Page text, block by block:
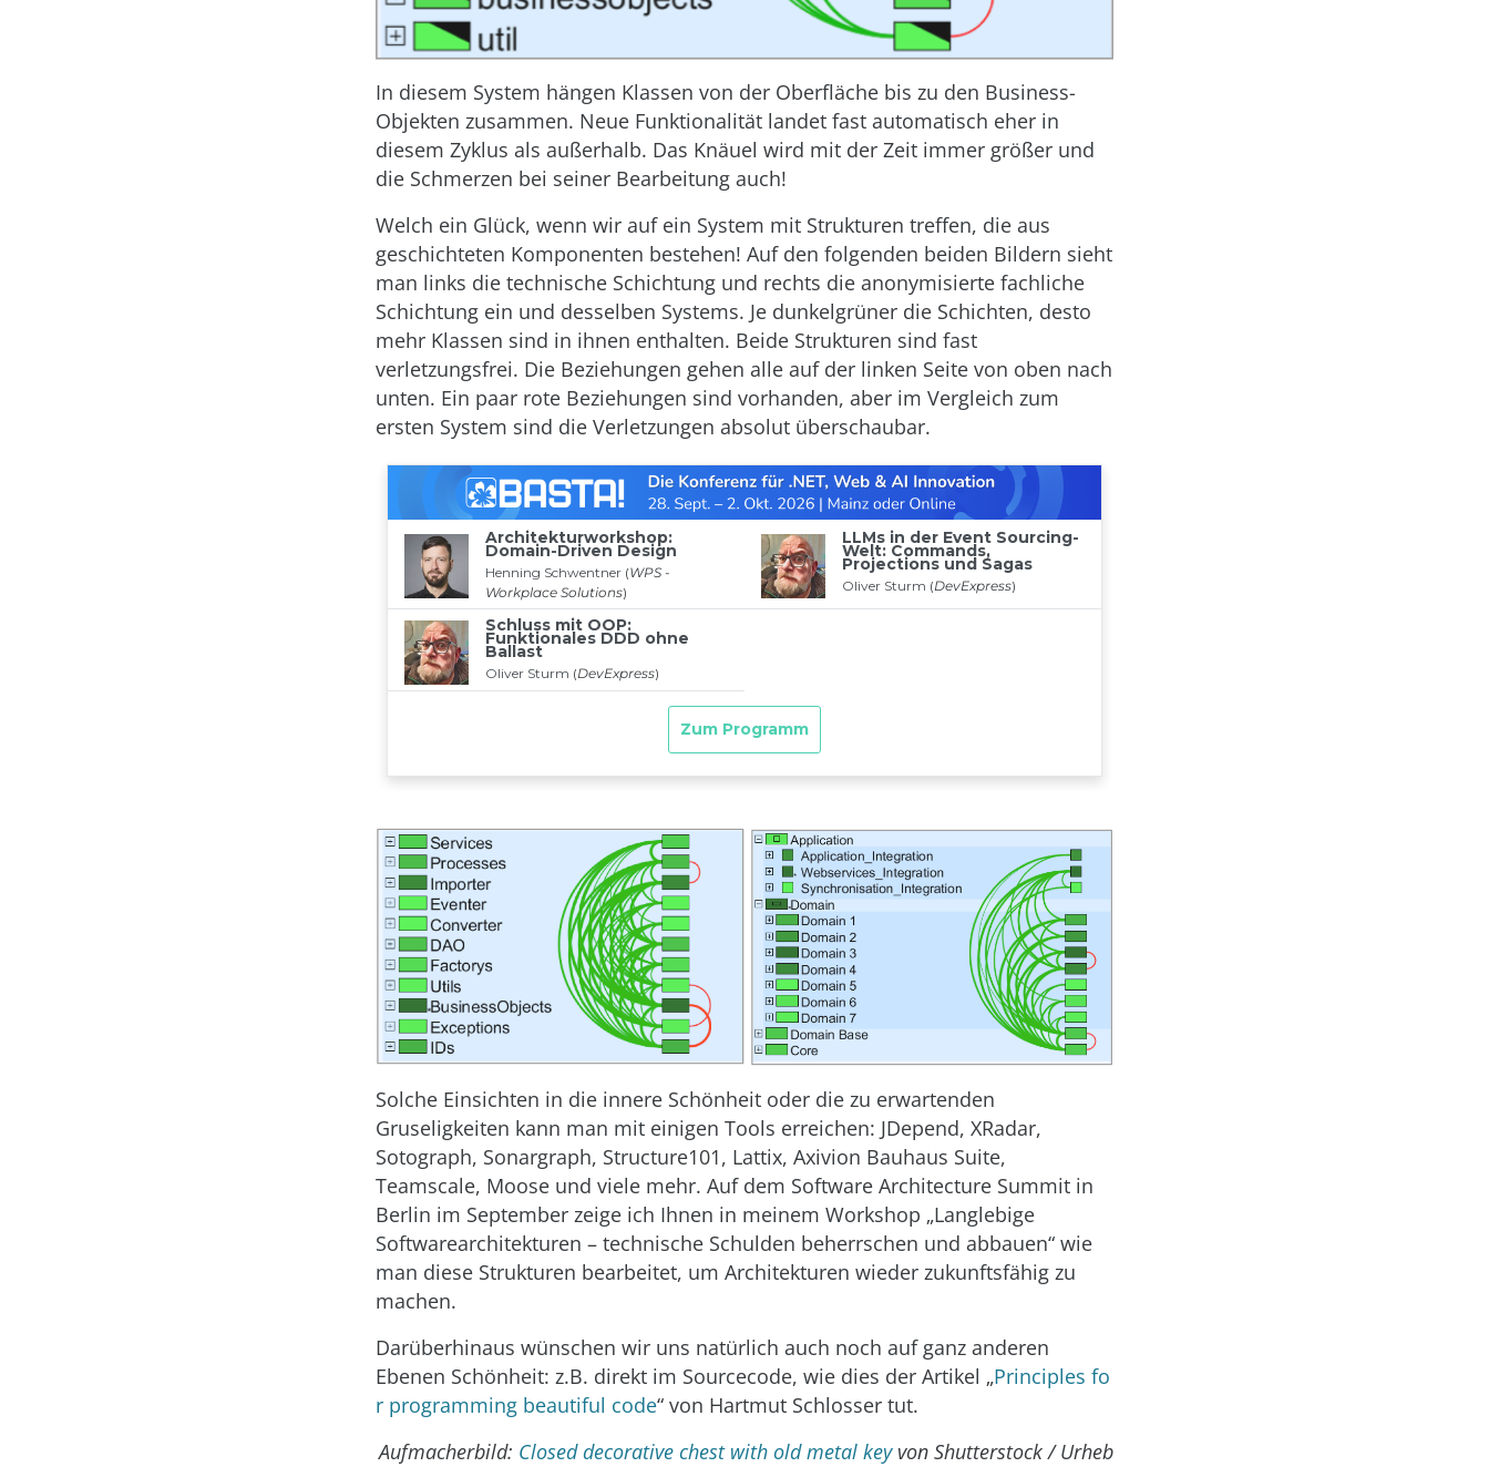
In diesem System hängen Klassen von der Oberfläche bis zu den Business-
Objekten zusammen. Neue Funktionalität landet fast automatisch eher in
diesem Zyklus als außerhalb. Das Knäuel wird mit der Zeit immer größer und
die Schmerzen bei seiner Bearbeitung auch!
Welch ein Glück, wenn wir auf ein System mit Strukturen treffen, die aus
geschichteten Komponenten bestehen! Auf den folgenden beiden Bildern sieht
man links die technische Schichtung und rechts die anonymisierte fachliche
Schichtung ein und desselben Systems. Je dunkelgrüner die Schichten, desto
mehr Klassen sind in ihnen enthalten. Beide Strukturen sind fast
verletzungsfrei. Die Beziehungen gehen alle auf der linken Seite von oben nach
unten. Ein paar rote Beziehungen sind vorhanden, aber im Vergleich zum
ersten System sind die Verletzungen absolut überschaubar.
Solche Einsichten in die innere Schönheit oder die zu erwartenden
Gruseligkeiten kann man mit einigen Tools erreichen: JDepend, XRadar,
Sotograph, Sonargraph, Structure101, Lattix, Axivion Bauhaus Suite,
Teamscale, Moose und viele mehr. Auf dem Software Architecture Summit in
Berlin im September zeige ich Ihnen in meinem Workshop „Langlebige
Softwarearchitekturen – technische Schulden beherrschen und abbauen“ wie
man diese Strukturen bearbeitet, um Architekturen wieder zukunftsfähig zu
machen.
Darüberhinaus wünschen wir uns natürlich auch noch auf ganz anderen
Ebenen Schönheit: z.B. direkt im Sourcecode, wie dies der Artikel „Principles fo
r programming beautiful code“ von Hartmut Schlosser tut.
Aufmacherbild: Closed decorative chest with old metal keyvon Shutterstock / Urheb